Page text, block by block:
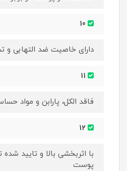
دارای خاصیت ضد التهابی
فاقد الکل، پارابن و مواد
با اثربخشی بالا و تایید
پوست